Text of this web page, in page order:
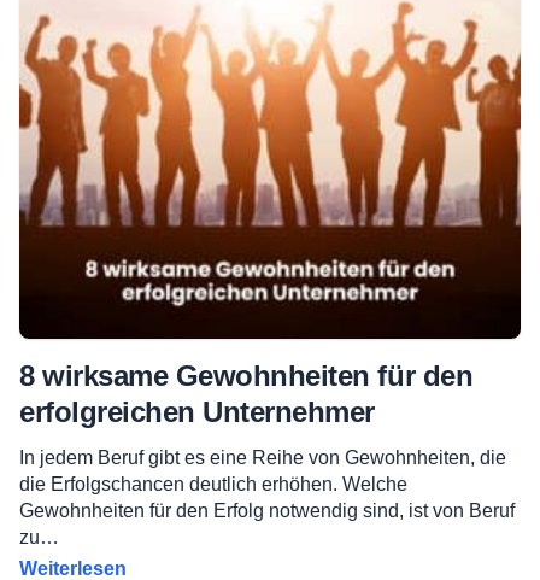
8 wirksame Gewohnheiten für den
erfolgreichen Unternehmer
In jedem Beruf gibt es eine Reihe von Gewohnheiten, die
die Erfolgschancen deutlich erhöhen. Welche
Gewohnheiten für den Erfolg notwendig sind, ist von Beruf
zu…
Weiterlesen